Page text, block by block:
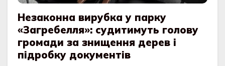
Незаконна вирубка у парку
«Загребелля»: судитимуть голову
громади за знищення дерев і
підробку документів